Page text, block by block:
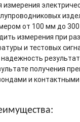
измерения
от 100 мм до
измерения при
и тестовых
получения
и